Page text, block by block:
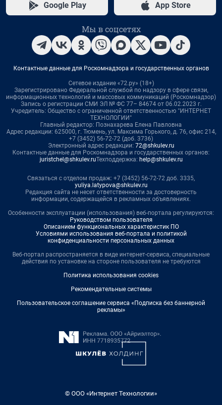
Google Play App Store
Мы в соцсетях
Контактные данные для Роскомнадзора и государственных органов
Сетевое издание «72.ру» (18+)
Зарегистрировано Федеральной службой по надзору в сфере связи,
информационных технологий и массовых коммуникаций (Роскомнадзор)
Запись о регистрации СМИ ЭЛ № ФС 77– 84674 от 06.02.2023 г.
Учредитель: Общество с ограниченной ответственностью "ИНТЕРНЕТ
ТЕХНОЛОГИИ"
Главный редактор: Познахарева Елена Павловна
Адрес редакции: 625000, г. Тюмень, ул. Максима Горького, д. 76, офис 214,
+7 (3452) 56-72-72 (доб. 3736)
Электронный адрес редакции: 72@shkulev.ru
Контактные данные для Роскомнадзора и государственных органов:
juristchel@shkulev.ruТехподдержка: help@shkulev.ru
Связаться с отделом продаж: +7 (3452) 56-72-72 доб. 3335,
yuliya.latypova@shkulev.ru
Редакция сайта не несет ответственности за достоверность
информации, содержащейся в рекламных объявлениях.
Особенности эксплуатации (использования) веб-портала регулируются:
Руководством пользователя
Описанием функциональных характеристик ПО
Условиями использования веб-портала и политикой
конфиденциальности персональных данных
Веб-портал распространяется в виде интернет-сервиса, специальные
действия по установке на стороне пользователя не требуются
Политика использования cookies
Рекомендательные системы
Пользовательское соглашение сервиса «Подписка без баннерной
рекламы»
© ООО «Интернет Технологии»